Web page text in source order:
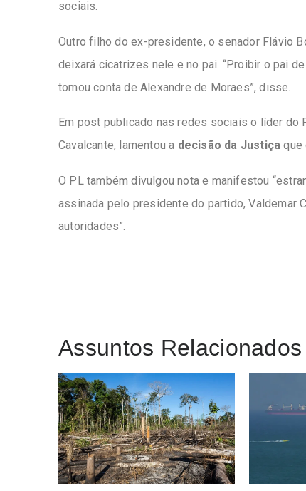
sociais.
Outro filho do ex-presidente, o senador Flávio
deixará cicatrizes nele e no pai. “Proibir o pai
tomou conta de Alexandre de Moraes”, disse.
Em post publicado nas redes sociais o líder do
Cavalcante, lamentou a decisão da Justiça que
O PL também divulgou nota e manifestou
assinada pelo presidente do partido, Valdemar
autoridades”.
Assuntos Relacionados